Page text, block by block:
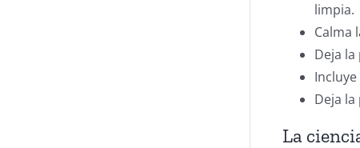
limpia.
Calma
Deja
Deja
La